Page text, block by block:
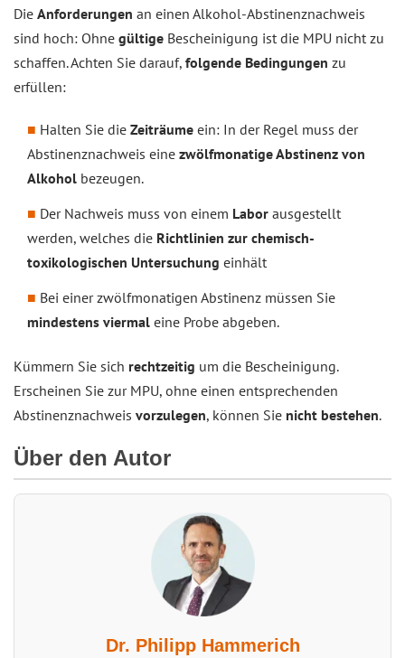
Die Anforderungen an einen Alkohol-Abstinenznachweis
sind hoch: Ohne gültige Bescheinigung ist die MPU nicht zu
schaffen. Achten Sie darauf, folgende Bedingungen zu
erfüllen:
Halten Sie die Zeiträume ein: In der Regel muss der
Abstinenznachweis eine zwölfmonatige Abstinenz von
Alkohol bezeugen.
Der Nachweis muss von einem Labor ausgestellt
werden, welches die Richtlinien zur chemisch-
toxikologischen Untersuchung einhält
Bei einer zwölfmonatigen Abstinenz müssen Sie
mindestens viermal eine Probe abgeben.
Kümmern Sie sich rechtzeitig um die Bescheinigung.
Erscheinen Sie zur MPU, ohne einen entsprechenden
Abstinenznachweis vorzulegen, können Sie nicht bestehen.
Über den Autor
Dr. Philipp Hammerich